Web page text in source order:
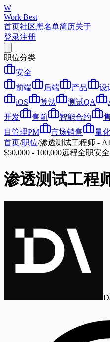
W
Work Best
首页社区黑名单简历关于
登录注册
职位分类
安全
前端
后端 产品 设
iOS
算法 测试QA
开发
售前 智能合约
目管理PM
市场销售 量化
首页/职位/渗透测试工程师 -
$50,000 - 100,000远程全职安全
渗透测试工程